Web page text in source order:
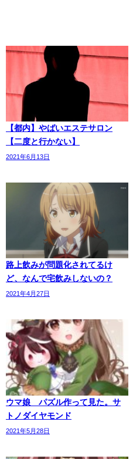
【都内】やばいエステサロン
【二度と行かない】
2021年6月13日
路上飲みが問題化されてるけ
ど、なんで宅飲みしないの？
2021年4月27日
ウマ娘 パズル作って見た。サ
トノダイヤモンド
2021年5月28日